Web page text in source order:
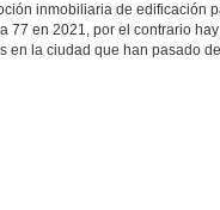
inmobiliaria de edificación
77 en 2021, por el contrario
en la ciudad que han pasado